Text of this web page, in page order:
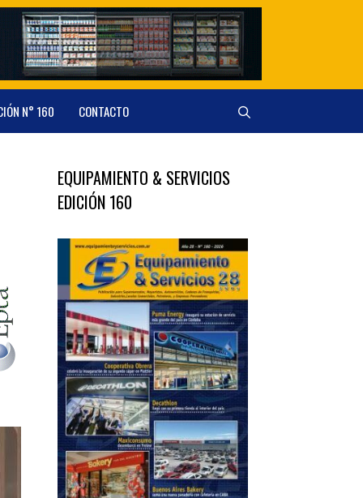
N° 160 CONTACTO
EQUIPAMIENTO & SERVICIOS
EDICIÓN 160